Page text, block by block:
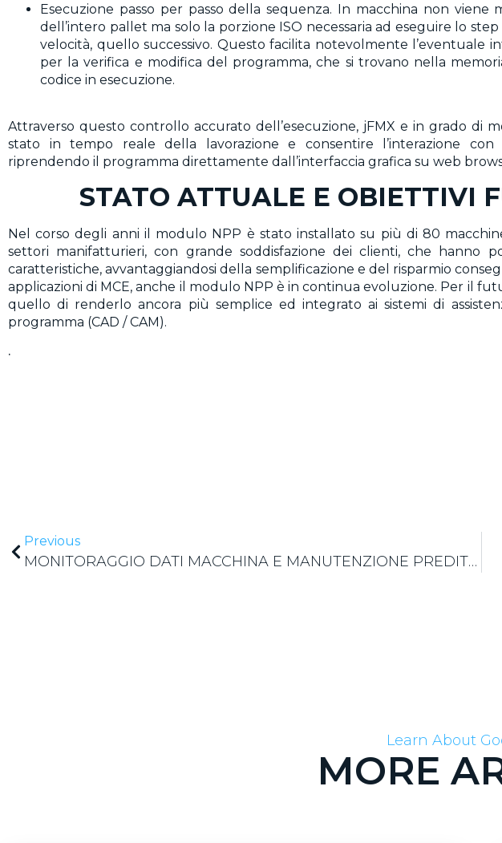
Esecuzione passo per passo della sequenza. In macchina non viene
dell’intero pallet ma solo la porzione ISO necessaria ad eseguire lo
velocità, quello successivo. Questo facilita notevolmente l’eventuale
per la verifica e modifica del programma, che si trovano nella
codice in esecuzione.
Attraverso questo controllo accurato dell’esecuzione, jFMX e in grado di
stato in tempo reale della lavorazione e consentire l’interazione con
riprendendo il programma direttamente dall’interfaccia grafica su web
STATO ATTUALE E OBIETTIVI
Nel corso degli anni il modulo NPP è stato installato su più di 80
settori manifatturieri, con grande soddisfazione dei clienti, che hanno
caratteristiche, avvantaggiandosi della semplificazione e del risparmio
applicazioni di MCE, anche il modulo NPP è in continua evoluzione. Per il
quello di renderlo ancora più semplice ed integrato ai sistemi di
programma (CAD / CAM).
.
Previous
MONITORAGGIO DATI MACCHINA E MANUTENZIONE PREDITTIVA
Learn About
MORE